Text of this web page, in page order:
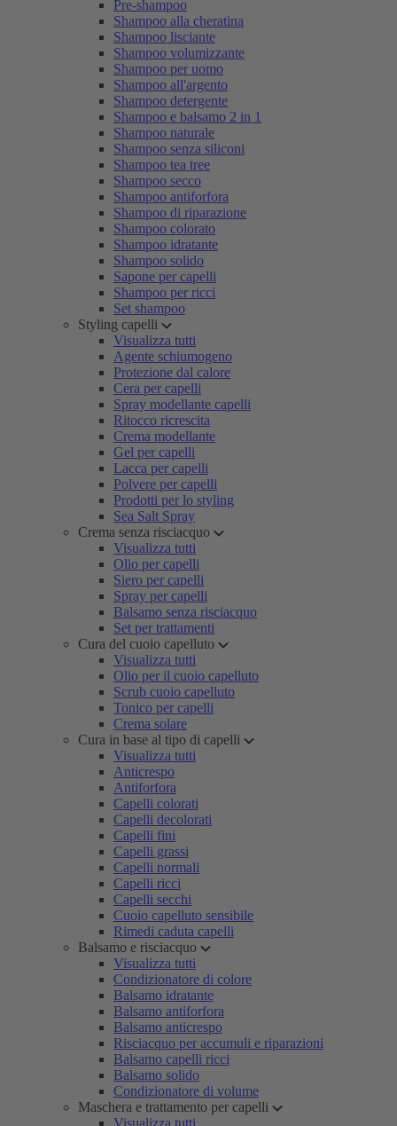
Pre-shampoo
Shampoo alla cheratina
Shampoo lisciante
Shampoo volumizzante
Shampoo per uomo
Shampoo all'argento
Shampoo detergente
Shampoo e balsamo 2 in 1
Shampoo naturale
Shampoo senza siliconi
Shampoo tea tree
Shampoo secco
Shampoo antiforfora
Shampoo di riparazione
Shampoo colorato
Shampoo idratante
Shampoo solido
Sapone per capelli
Shampoo per ricci
Set shampoo
Styling capelli
Visualizza tutti
Agente schiumogeno
Protezione dal calore
Cera per capelli
Spray modellante capelli
Ritocco ricrescita
Crema modellante
Gel per capelli
Lacca per capelli
Polvere per capelli
Prodotti per lo styling
Sea Salt Spray
Crema senza risciacquo
Visualizza tutti
Olio per capelli
Siero per capelli
Spray per capelli
Balsamo senza risciacquo
Set per trattamenti
Cura del cuoio capelluto
Visualizza tutti
Olio per il cuoio capelluto
Scrub cuoio capelluto
Tonico per capelli
Crema solare
Cura in base al tipo di capelli
Visualizza tutti
Anticrespo
Antiforfora
Capelli colorati
Capelli decolorati
Capelli fini
Capelli grassi
Capelli normali
Capelli ricci
Capelli secchi
Cuoio capelluto sensibile
Rimedi caduta capelli
Balsamo e risciacquo
Visualizza tutti
Condizionatore di colore
Balsamo idratante
Balsamo antiforfora
Balsamo anticrespo
Risciacquo per accumuli e riparazioni
Balsamo capelli ricci
Balsamo solido
Condizionatore di volume
Maschera e trattamento per capelli
Visualizza tutti